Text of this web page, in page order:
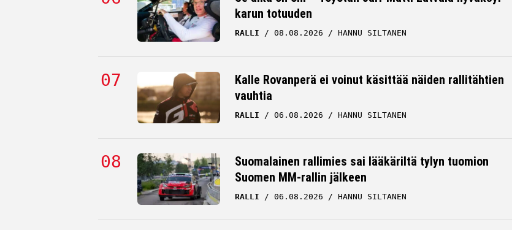
karun totuuden
RALLI 08.08.2026 HANNU SILTANEN
Kalle Rovanperä ei voinut käsittää näiden rallitähtien
vauhtia
RALLI 06.08.2026 HANNU SILTANEN
Suomalainen rallimies sai lääkäriltä tylyn tuomion
Suomen MM-rallin jälkeen
RALLI 06.08.2026 HANNU SILTANEN